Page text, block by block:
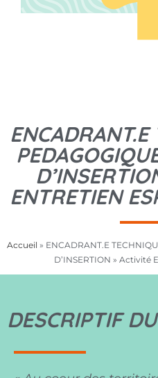
ENTRETIEN
Accueil » ENCADRANT.E
D’INSERTION » Activité
DESCRIPTIF